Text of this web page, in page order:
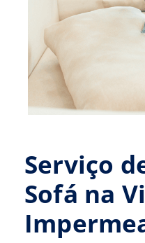
Serviço
Sofá na